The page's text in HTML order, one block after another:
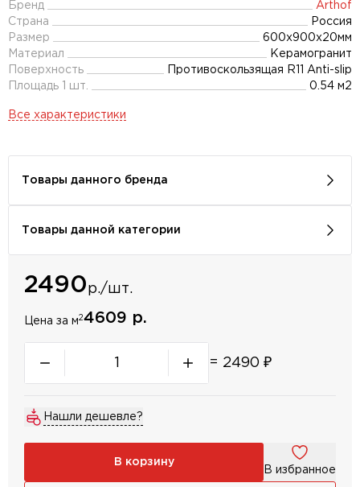
Бренд
Arthof
Страна
Россия
Размер
600x900x20мм
Материал
Керамогранит
Поверхность
Противоскользящая R11 Anti-slip
Площадь 1 шт.
0.54 м2
Все характеристики
Товары данного бренда
Товары данной категории
2490р./шт.
Цена за м24609 р.
= 2490 ₽
Нашли дешевле?
В корзину
В избранное